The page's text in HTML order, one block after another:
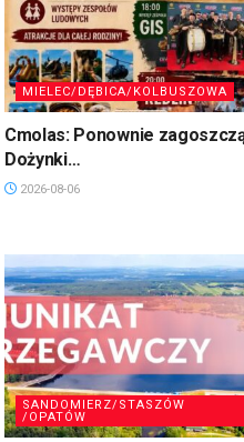
MIELEC/DĘBICA/KOLBUSZOWA
Cmolas: Ponownie
Dożynki…
2026-08-06
SANDOMIERZ/STASZÓW
/OPATÓW